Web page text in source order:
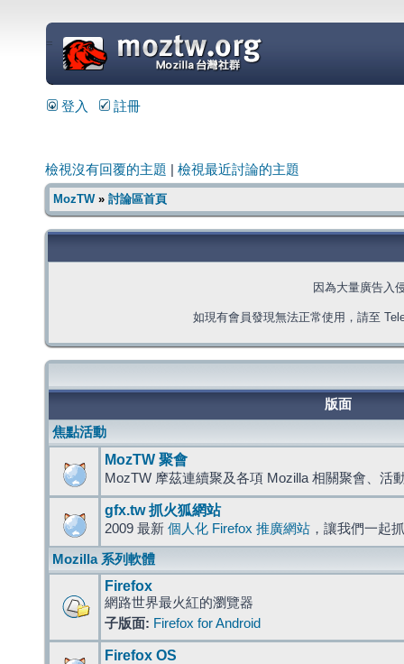
=
登入 註冊
檢視沒有回覆的主題 檢視最近討論的主題
MozTW» 討論區首頁
因為大量廣告入
如現有會員發現無法正常使用，請至
版面
焦點活動
MozTW 聚會
MozTW 摩茲連續聚及各項 Mozilla 相關聚會、活
gfx.tw 抓火狐網站
2009 最新 個人化 Firefox 推廣網站 ，讓我們一起
Mozilla 系列軟體
Firefox
網路世界最火紅的瀏覽器
子版面: Firefox for Android
Firefox OS